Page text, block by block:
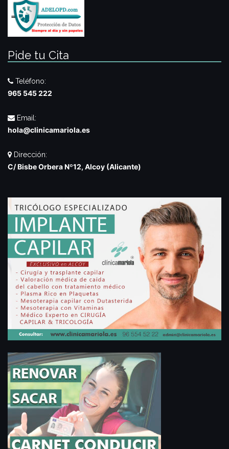
Pide tu Cita
Teléfono:
965 545 222
Email:
hola@clinicamariola.es
Dirección:
C/ Bisbe Orbera Nº12, Alcoy (Alicante)